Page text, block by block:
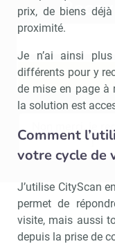
prix, de biens
proximité.
Je n’ai ainsi
différents pour y
de mise en page à
la solution est
Comment
votre cycle de
J’utilise CityScan
permet de
visite, mais aussi
depuis la prise de
Non merci, je
!